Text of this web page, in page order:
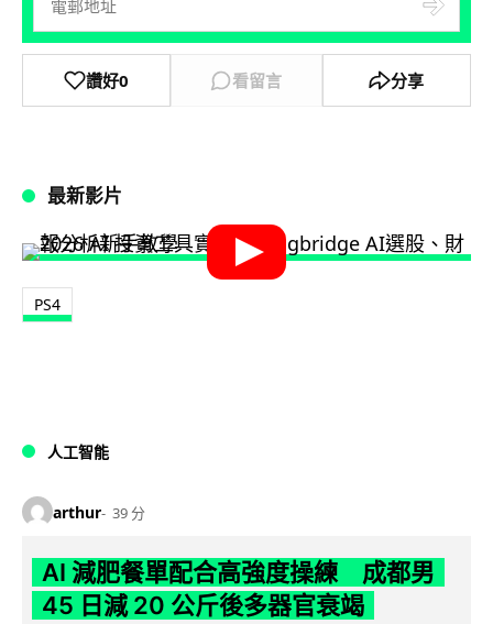
讚好0 看留言 分享
最新影片
PS4
人工智能
arthur 39 分
AI 減肥餐單配合高強度操練 成都男
45 日減 20 公斤後多器官衰竭